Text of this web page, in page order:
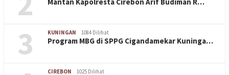
3 KUNINGAN 1084 Dilihat
Program MBG di SPPG Cigandamekar Kuninga…
CIREBON 1025 Dilihat